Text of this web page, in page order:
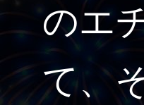
のエ
て、